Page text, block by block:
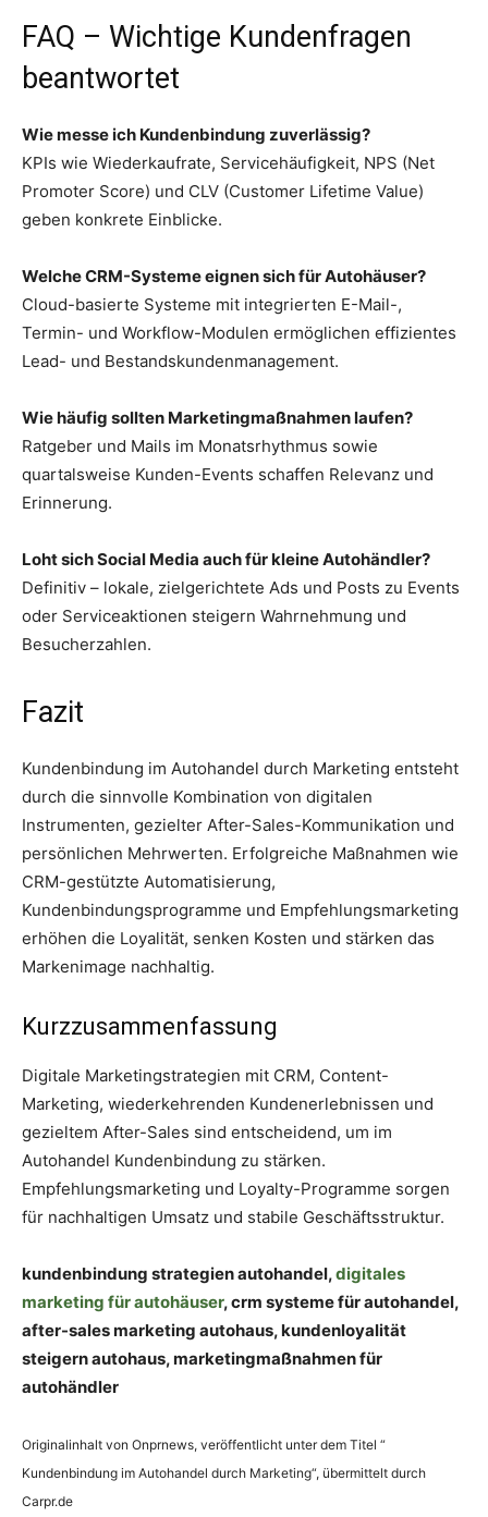
FAQ – Wichtige Kundenfragen
beantwortet
Wie messe ich Kundenbindung zuverlässig?
KPIs wie Wiederkaufrate, Servicehäufigkeit, NPS (Net
Promoter Score) und CLV (Customer Lifetime Value)
geben konkrete Einblicke.
Welche CRM-Systeme eignen sich für Autohäuser?
Cloud-basierte Systeme mit integrierten E-Mail-,
Termin- und Workflow-Modulen ermöglichen effizientes
Lead- und Bestandskundenmanagement.
Wie häufig sollten Marketingmaßnahmen laufen?
Ratgeber und Mails im Monatsrhythmus sowie
quartalsweise Kunden-Events schaffen Relevanz und
Erinnerung.
Loht sich Social Media auch für kleine Autohändler?
Definitiv – lokale, zielgerichtete Ads und Posts zu Events
oder Serviceaktionen steigern Wahrnehmung und
Besucherzahlen.
Fazit
Kundenbindung im Autohandel durch Marketing entsteht
durch die sinnvolle Kombination von digitalen
Instrumenten, gezielter After-Sales-Kommunikation und
persönlichen Mehrwerten. Erfolgreiche Maßnahmen wie
CRM-gestützte Automatisierung,
Kundenbindungsprogramme und Empfehlungsmarketing
erhöhen die Loyalität, senken Kosten und stärken das
Markenimage nachhaltig.
Kurzzusammenfassung
Digitale Marketingstrategien mit CRM, Content-
Marketing, wiederkehrenden Kundenerlebnissen und
gezieltem After-Sales sind entscheidend, um im
Autohandel Kundenbindung zu stärken.
Empfehlungsmarketing und Loyalty-Programme sorgen
für nachhaltigen Umsatz und stabile Geschäftsstruktur.
kundenbindung strategien autohandel,digitales
marketing für autohäuser, crm systeme für autohandel,
after-sales marketing autohaus, kundenloyalität
steigern autohaus, marketingmaßnahmen für
autohändler
Originalinhalt von Onprnews, veröffentlicht unter dem Titel “
Kundenbindung im Autohandel durch Marketing“, übermittelt durch
Carpr.de